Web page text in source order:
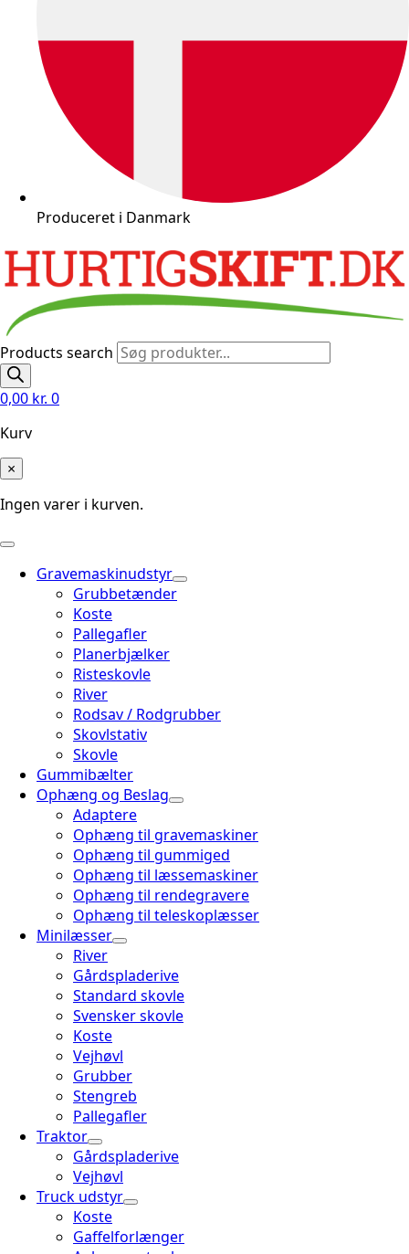
Produceret i Danmark
Products search
0,00 kr. 0
Kurv
×
Ingen varer i kurven.
Gravemaskinudstyr
Grubbetænder
Koste
Pallegafler
Planerbjælker
Risteskovle
River
Rodsav / Rodgrubber
Skovlstativ
Skovle
Gummibælter
Ophæng og Beslag
Adaptere
Ophæng til gravemaskiner
Ophæng til gummiged
Ophæng til læssemaskiner
Ophæng til rendegravere
Ophæng til teleskoplæsser
Minilæsser
River
Gårdspladerive
Standard skovle
Svensker skovle
Koste
Vejhøvl
Grubber
Stengreb
Pallegafler
Traktor
Gårdspladerive
Vejhøvl
Truck udstyr
Koste
Gaffelforlænger